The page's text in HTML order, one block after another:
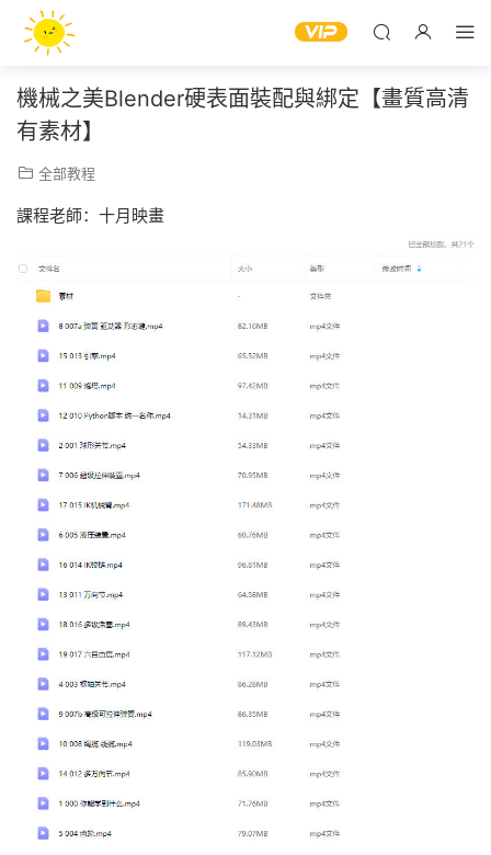
機械之美Blender硬表面裝配與綁定【畫質高清
有素材】
全部教程
課程老師：十月映畫